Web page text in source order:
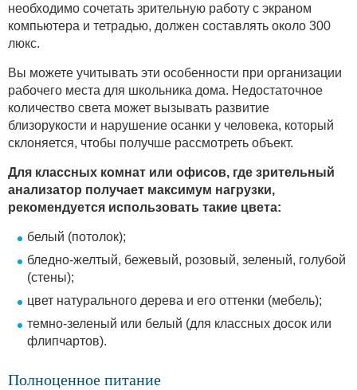
необходимо сочетать зрительную работу с экраном
компьютера и тетрадью, должен составлять около 300
люкс.
Вы можете учитывать эти особенности при организации
рабочего места для школьника дома. Недостаточное
количество света может вызывать развитие
близорукости и нарушение осанки у человека, который
склоняется, чтобы получше рассмотреть объект.
Для классных комнат или офисов, где зрительный
анализатор получает максимум нагрузки,
рекомендуется использовать такие цвета:
белый (потолок);
бледно-желтый, бежевый, розовый, зеленый, голубой
(стены);
цвет натурального дерева и его оттенки (мебель);
темно-зеленый или белый (для классных досок или
флипчартов).
Полноценное питание